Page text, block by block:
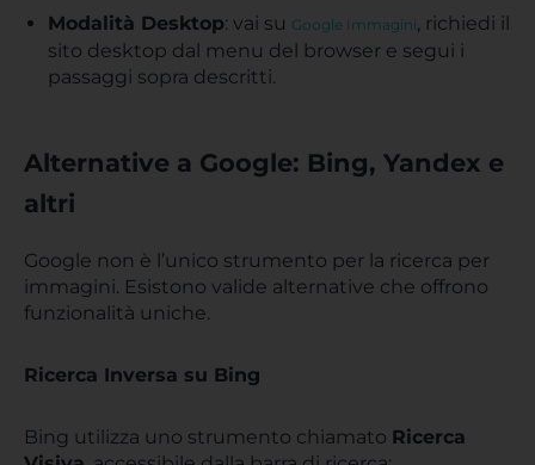
Modalità Desktop: vai su Google Immagini, richiedi il
sito desktop dal menu del browser e segui i
passaggi sopra descritti.
Alternative a Google: Bing, Yandex e
altri
Google non è l’unico strumento per la ricerca per
immagini. Esistono valide alternative che offrono
funzionalità uniche.
Ricerca Inversa su Bing
Bing utilizza uno strumento chiamato Ricerca